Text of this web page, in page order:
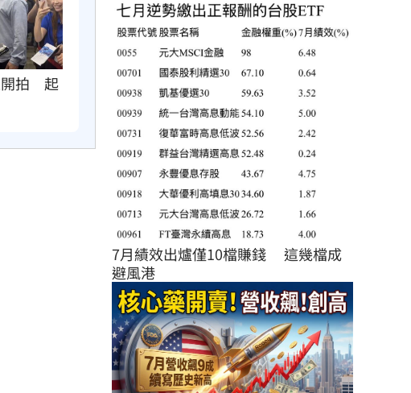
拍　起
7月績效出爐僅10檔賺錢 　這幾檔成
避風港